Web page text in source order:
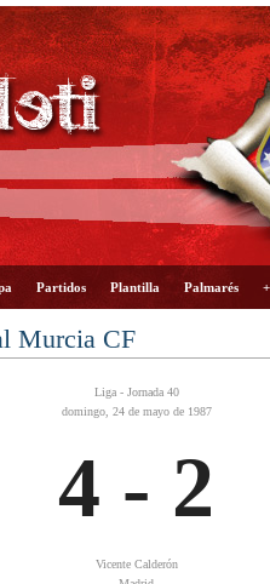
Partidos Plantilla Palmarés
Murcia CF
Liga - Jornada 40
domingo, 24 de mayo de 1987
4 - 2
Vicente Calderón